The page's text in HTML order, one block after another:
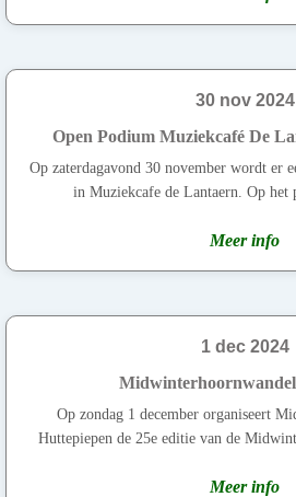
30 nov 2024
Open Podium Muziekcafé De
Op zaterdagavond 30 november wordt er
in Muziekcafe de Lantaern. Op het
Meer info
1 dec 2024
Op zondag 1 december organiseert
Huttepiepen de 25e editie van de
Meer info